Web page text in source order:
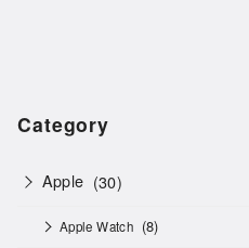
Category
Apple (30)
Apple Watch (8)